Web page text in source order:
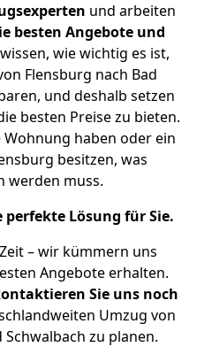
und arbeiten
besten Angebote und
wie wichtig es ist,
Flensburg nach Bad
und deshalb setzen
besten Preise zu bieten.
Wohnung haben oder ein
besitzen, was
werden muss.
Lösung für Sie.
– wir kümmern uns
Angebote erhalten.
Sie uns noch
Umzug von
Schwalbach zu planen.